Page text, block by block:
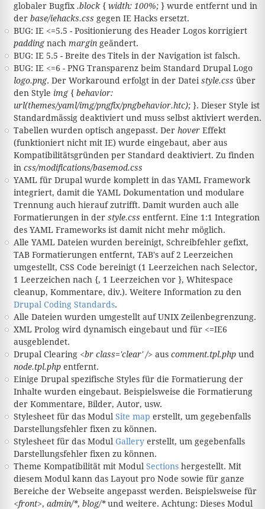
globaler Bugfix .block { width: 100%; }wurde entfernt und in
der base/iehacks.css gegen IE Hacks ersetzt.
BUG: IE <=5.5 - Positionierung des Header Logos korrigiert
paddingnach margingeändert.
BUG: IE 5.5 - Breite des Titels in der Navigation ist falsch.
BUG: IE <=6 - PNG Transparenz beim Standard Drupal Logo
logo.png. Der Workaround erfolgt in der Datei style.css über
den Style img { behavior:
url(themes/yaml/img/pngfix/pngbehavior.htc); }. Dieser Style ist
Standardmässig deaktiviert und muss selbst aktiviert werden.
Tabellen wurden optisch angepasst. Der hoverEffekt
(funktioniert nicht mit IE) wurde eingebaut, aber aus
Kompatibilitätsgründen per Standard deaktiviert. Zu finden
in css/modifications/basemod.css
YAML für Drupal wurde komplett in das YAML Framework
integriert, damit die YAML Dokumentation und modulare
Trennung auch hierauf zutrifft. Damit wurden auch alle
Formatierungen in der style.css entfernt. Eine 1:1 Integration
des YAML Frameworks ist damit nicht mehr möglich.
Alle YAML Dateien wurden bereinigt, Schreibfehler gefixt,
TAB Formatierungen entfernt, TAB's auf 2 Leerzeichen
umgestellt, CSS Code bereinigt (1 Leerzeichen nach Selector,
1 Leerzeichen nach {, 1 Leerzeichen vor }, Whitespace
cleanup, Kommentare, div.). Weitere Information zu den
Drupal Coding Standards.
Alle Dateien wurden umgestellt auf UNIX Zeilenbegrenzung.
XML Prolog wird dynamisch eingebaut und für <=IE6
ausgeblendet.
Drupal Clearing <br class='clear' /> aus comment.tpl.phpund
node.tpl.phpentfernt.
Einige Drupal spezifische Styles für die Formatierung der
Inhalte wurden eingebaut. Beispielsweise die Formatierung
der Kommentare, Bilder, Autor, usw.
Stylesheet für das Modul Site map erstellt, um gegebenfalls
Darstellungsfehler fixen zu können.
Stylesheet für das Modul Galleryerstellt, um gegebenfalls
Darstellungsfehler fixen zu können.
Theme Kompatibilität mit Modul Sectionshergestellt. Mit
diesem Modul kann das Layout pro Node sowie für ganze
Bereiche der Webseite angepasst werden. Beispielsweise für
<front>, admin/*, blog/*und weitere. Achtung: Dieses Modul